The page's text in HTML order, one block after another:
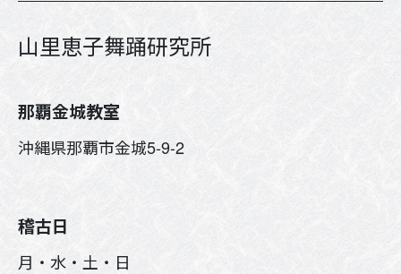
山里恵子舞踊研究所
那覇金城教室
沖縄県那覇市金城5-9-2
稽古日
月・水・土・日